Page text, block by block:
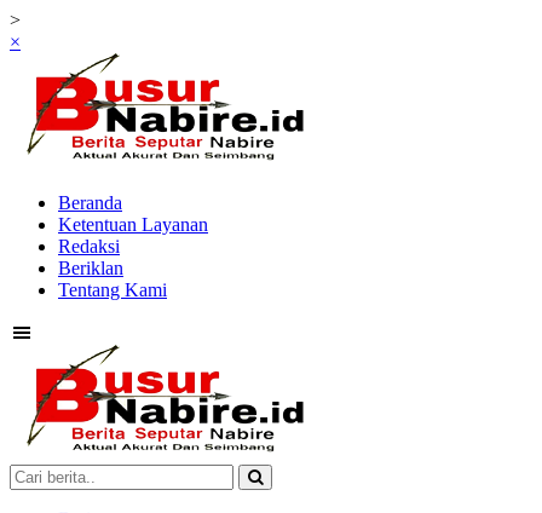
>
×
Beranda
Ketentuan Layanan
Redaksi
Beriklan
Tentang Kami